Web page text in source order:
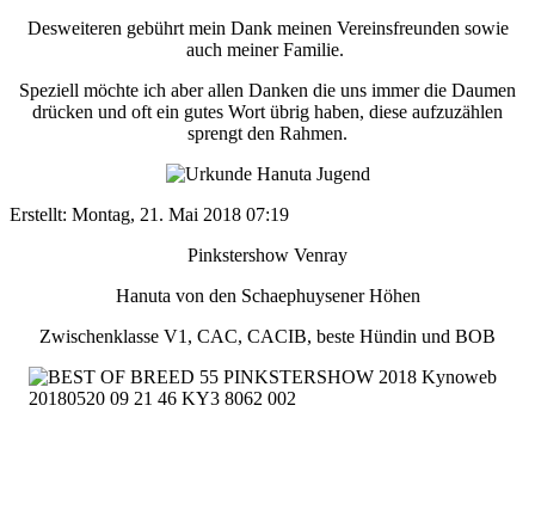
Desweiteren gebührt mein Dank meinen Vereinsfreunden sowie
auch meiner Familie.
Speziell möchte ich aber allen Danken die uns immer die Daumen
drücken und oft ein gutes Wort übrig haben, diese aufzuzählen
sprengt den Rahmen.
Erstellt: Montag, 21. Mai 2018 07:19
Pinkstershow Venray
Hanuta von den Schaephuysener Höhen
Zwischenklasse V1, CAC, CACIB, beste Hündin und BOB